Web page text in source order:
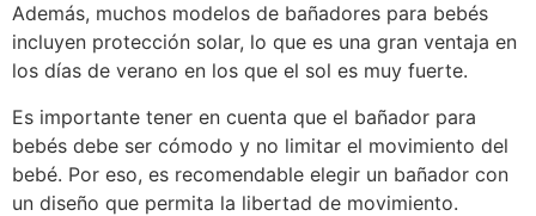
Además, muchos modelos de bañadores para bebés
incluyen protección solar, lo que es una gran ventaja en
los días de verano en los que el sol es muy fuerte.
Es importante tener en cuenta que el bañador para
bebés debe ser cómodo y no limitar el movimiento del
bebé. Por eso, es recomendable elegir un bañador con
un diseño que permita la libertad de movimiento.